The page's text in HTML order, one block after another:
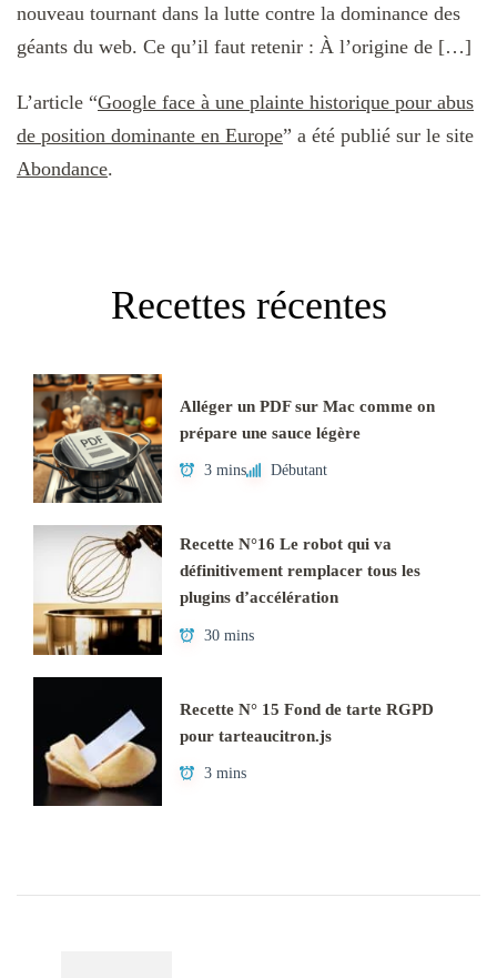
nouveau tournant dans la lutte contre la dominance des
géants du web. Ce qu’il faut retenir : À l’origine de […]
L’article “Google face à une plainte historique pour abus
de position dominante en Europe” a été publié sur le site
Abondance.
Recettes récentes
Alléger un PDF sur Mac comme on
prépare une sauce légère
3 mins Débutant
Recette N°16 Le robot qui va
définitivement remplacer tous les
plugins d’accélération
30 mins
Recette N° 15 Fond de tarte RGPD
pour tarteaucitron.js
3 mins